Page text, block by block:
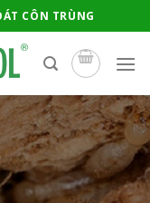
CÔN TRÙNG